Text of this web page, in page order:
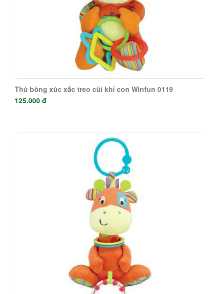
Thú bông xúc xắc treo cũi khỉ con Winfun 0119
125.000 đ